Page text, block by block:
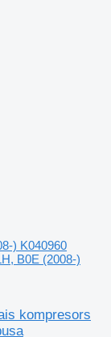
) K040960
B0E (2008-)
kompresors